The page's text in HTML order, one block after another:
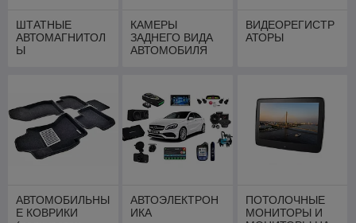
ШТАТНЫЕ
АВТОМАГНИТОЛ
Ы
КАМЕРЫ
ЗАДНЕГО ВИДА
АВТОМОБИЛЯ
ВИДЕОРЕГИСТР
АТОРЫ
АВТОМОБИЛЬНЫ
Е КОВРИКИ
АВТОЭЛЕКТРОН
ИКА
ПОТОЛОЧНЫЕ
МОНИТОРЫ И